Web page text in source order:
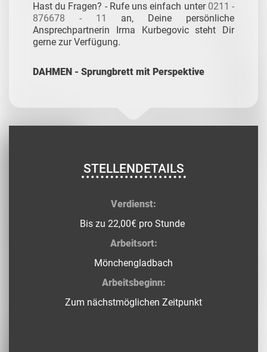
Hast du Fragen? - Rufe uns einfach unter 0211 -
876678 - 11
an, Deine persönliche
Ansprechpartnerin Irma Kurbegovic steht Dir
gerne zur Verfügung.
DAHMEN - Sprungbrett mit Perspektive
STELLENDETAILS
Verdienst:
Bis zu 22,00€ pro Stunde
Arbeitsort:
Mönchengladbach
Arbeitsbeginn:
Zum nächstmöglichen Zeitpunkt